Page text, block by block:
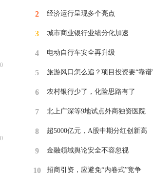
0
0
2 经济运行呈现多个亮点
3 ​城市商业银行业绩分化加速
4 电动自行车安全再升级
5 旅游风口怎么追？项目投资要“靠谱
6 ​农村银行少了，化险思路有了
7 ​北上广深等9地试点外商独资医院
8 ​超5000亿元，A股中期分红创新高
9 ​金融领域舆论安全不容忽视
10 招商引资，应避免“内卷式”竞争